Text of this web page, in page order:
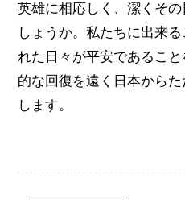
英雄に相応しく、潔くそ
しょうか。私たちに出来
れた日々が平安であるこ
的な回復を遠く日本から
します。